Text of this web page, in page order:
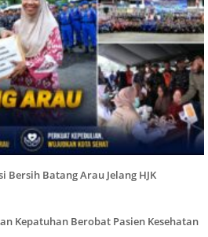
Bersih Batang Arau Jelang HJK
Kepatuhan Berobat Pasien Kesehatan